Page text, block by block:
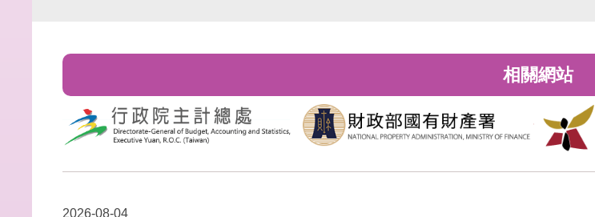
相關網站
2026-08-04